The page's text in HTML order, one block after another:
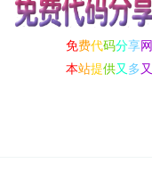
免费代码分享网
本站提供又 多 又